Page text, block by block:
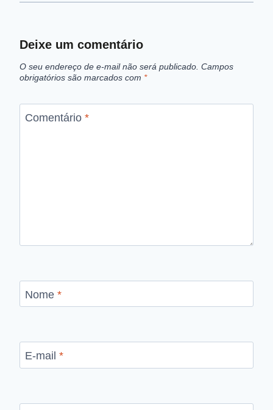
Deixe um comentário
O seu endereço de e-mail não será publicado. Campos
obrigatórios são marcados com *
Comentário *
Nome *
E-mail *